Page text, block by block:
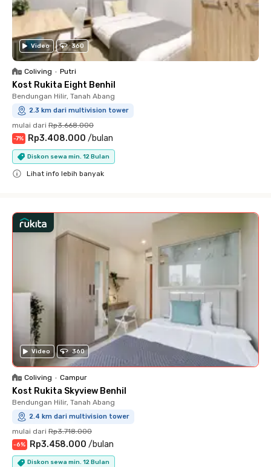
Video 360
Coliving • Putri
Kost Rukita Eight Benhil
Bendungan Hilir, Tanah Abang
2.3 km dari multivision tower
mulai dari Rp3.668.000
-7% Rp3.408.000 /bulan
Diskon sewa min. 12 Bulan
Lihat info lebih banyak
Video 360
Coliving • Campur
Kost Rukita Skyview Benhil
Bendungan Hilir, Tanah Abang
2.4 km dari multivision tower
mulai dari Rp3.718.000
-6% Rp3.458.000 /bulan
Diskon sewa min. 12 Bulan